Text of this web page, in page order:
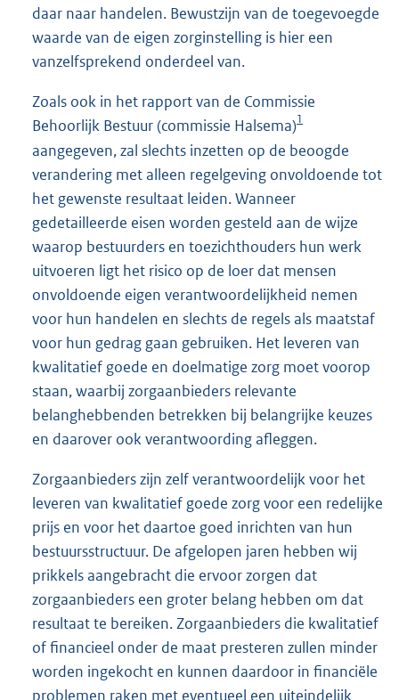
daar naar handelen. Bewustzijn van de toegevoegde
waarde van de eigen zorginstelling is hier een
vanzelfsprekend onderdeel van.
Zoals ook in het rapport van de Commissie
Behoorlijk Bestuur (commissie Halsema)1
aangegeven, zal slechts inzetten op de beoogde
verandering met alleen regelgeving onvoldoende tot
het gewenste resultaat leiden. Wanneer
gedetailleerde eisen worden gesteld aan de wijze
waarop bestuurders en toezichthouders hun werk
uitvoeren ligt het risico op de loer dat mensen
onvoldoende eigen verantwoordelijkheid nemen
voor hun handelen en slechts de regels als maatstaf
voor hun gedrag gaan gebruiken. Het leveren van
kwalitatief goede en doelmatige zorg moet voorop
staan, waarbij zorgaanbieders relevante
belanghebbenden betrekken bij belangrijke keuzes
en daarover ook verantwoording afleggen.
Zorgaanbieders zijn zelf verantwoordelijk voor het
leveren van kwalitatief goede zorg voor een redelijke
prijs en voor het daartoe goed inrichten van hun
bestuursstructuur. De afgelopen jaren hebben wij
prikkels aangebracht die ervoor zorgen dat
zorgaanbieders een groter belang hebben om dat
resultaat te bereiken. Zorgaanbieders die kwalitatief
of financieel onder de maat presteren zullen minder
worden ingekocht en kunnen daardoor in financiële
problemen raken met eventueel een uiteindelijk